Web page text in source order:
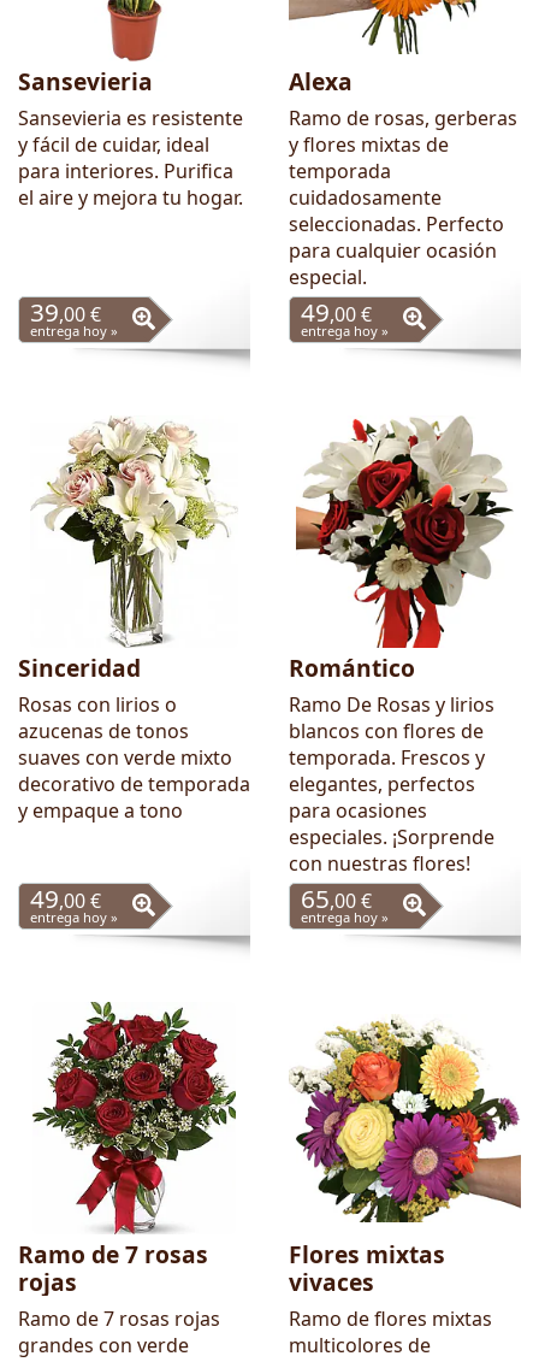
Sansevieria
Sansevieria es resistente
y fácil de cuidar, ideal
para interiores. Purifica
el aire y mejora tu hogar.
39,00 €
entrega hoy »
Alexa
Ramo de rosas, gerberas
y flores mixtas de
temporada
cuidadosamente
seleccionadas. Perfecto
para cualquier ocasión
especial.
49,00 €
entrega hoy »
Sinceridad
Rosas con lirios o
azucenas de tonos
suaves con verde mixto
decorativo de temporada
y empaque a tono
49,00 €
entrega hoy »
Romántico
Ramo De Rosas y lirios
blancos con flores de
temporada. Frescos y
elegantes, perfectos
para ocasiones
especiales. ¡Sorprende
con nuestras flores!
65,00 €
entrega hoy »
Ramo de 7 rosas
rojas
Ramo de 7 rosas rojas
grandes con verde
Flores mixtas
vivaces
Ramo de flores mixtas
multicolores de